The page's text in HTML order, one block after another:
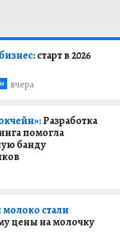
старт в 2026
вчера
Разработка
помогла
банду
стали
цены на молочку